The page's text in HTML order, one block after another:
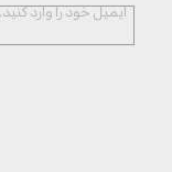
...ایمیل خود را وارد کنید